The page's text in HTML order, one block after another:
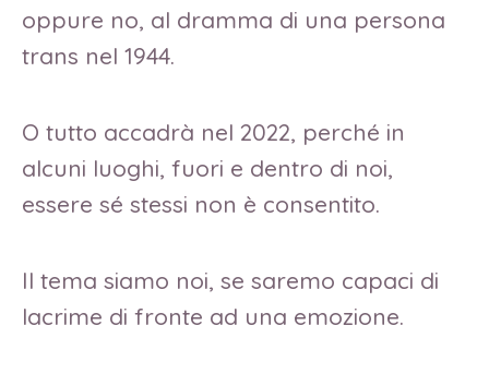
oppure no, al dramma di una persona
trans nel 1944.
O tutto accadrà nel 2022, perché in
alcuni luoghi, fuori e dentro di noi,
essere sé stessi non è consentito.
Il tema siamo noi, se saremo capaci di
lacrime di fronte ad una emozione.